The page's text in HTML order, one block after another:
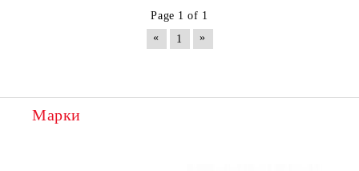
Page 1 of 1
«
1 »
Марки